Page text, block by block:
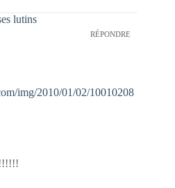
lutins
RÉPONDRE
img/2010/01/02/10010208